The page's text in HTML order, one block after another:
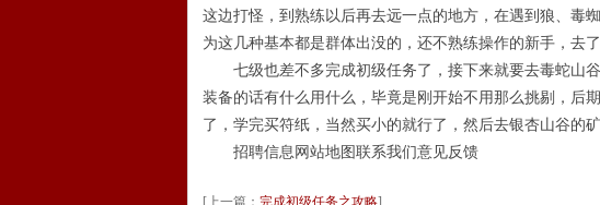
这边打怪，到熟练以后再去远一点的地方，在遇到狼、毒
为这几种基本都是群体出没的，还不熟练操作的新手，去
七级也差不多完成初级任务了，接下来就要去毒蛇山谷
装备的话有什么用什么，毕竟是刚开始不用那么挑剔，后
了，学完买符纸，当然买小的就行了，然后去银杏山谷的矿
招聘信息网站地图联系我们意见反馈
[上一篇： 完成初级任务之攻略]